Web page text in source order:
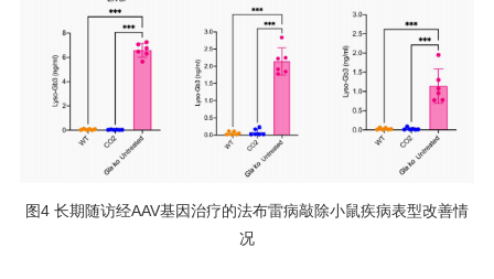
图4 长期随访经AAV基因治疗的法布雷病敲除小鼠疾病表型改善情
况